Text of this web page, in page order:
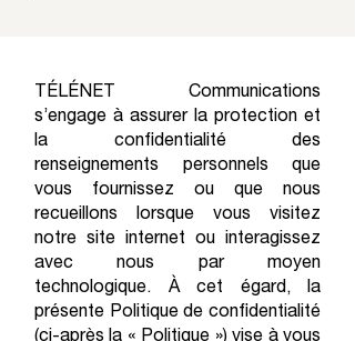
TÉLÉNET Communications
s’engage à assurer la protection et
la confidentialité des
renseignements personnels que
vous fournissez ou que nous
recueillons lorsque vous visitez
notre site internet ou interagissez
avec nous par moyen
technologique. À cet égard, la
présente Politique de confidentialité